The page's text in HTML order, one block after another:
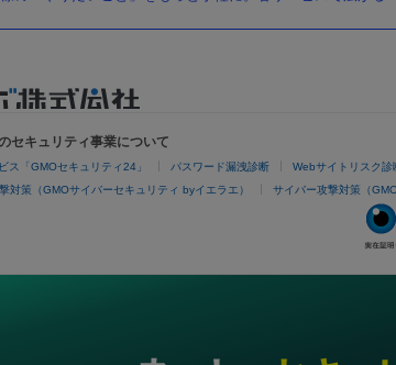
セキュリティ事業について
ス「GMOセキュリティ24」 パスワード漏洩診断 Webサイトリスク診
対策（GMOサイバーセキュリティ byイエラエ） サイバー攻撃対策（